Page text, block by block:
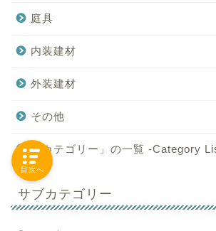
庭具
内装建材
外装建材
その他
「カテゴリー」の一覧 -Category
サブカテゴリー
目次へ